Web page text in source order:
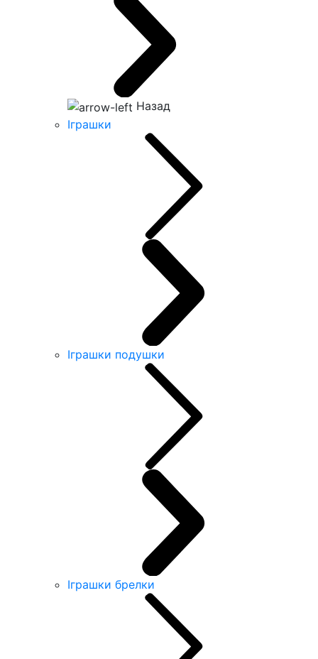
Назад
Іграшки
Іграшки подушки
Іграшки брелки